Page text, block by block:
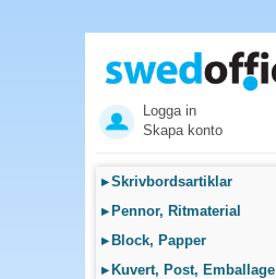
Logga in
Skapa konto
▸Skrivbordsartiklar
▸ Pennor, Ritmaterial
▸ Block, Papper
▸ Kuvert, Post, Emballage